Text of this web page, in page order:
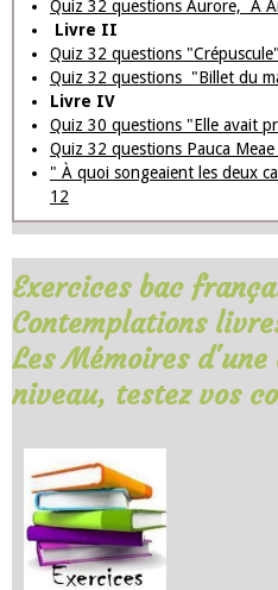
Quiz 32 questions Aurore, A
Livre II
Quiz 32 questions
Quiz 32 questions "Billet du
Livre IV
Quiz 30 questions "Elle avait
Quiz 32 questions Pauca Meae
" À quoi songeaient les deux
12
Exercices bac
Contemplations
Les Mémoires
niveau, testez vos